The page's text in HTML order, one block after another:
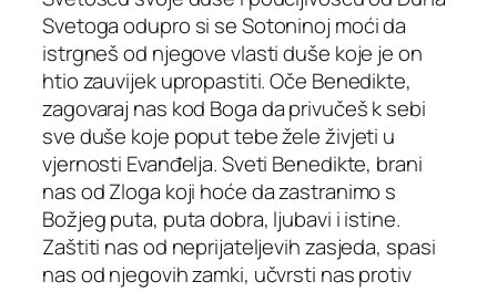
Svetoga odupro si se Sotoninoj moći da
istrgneš od njegove vlasti duše koje je on
htio zauvijek upropastiti. Oče Benedikte,
zagovaraj nas kod Boga da privučeš k sebi
sve duše koje poput tebe žele živjeti u
vjernosti Evanđelja. Sveti Benedikte, brani
nas od Zloga koji hoće da zastranimo s
Božjeg puta, puta dobra, ljubavi i istine.
Zaštiti nas od neprijateljevih zasjeda, spasi
nas od njegovih zamki, učvrsti nas protiv